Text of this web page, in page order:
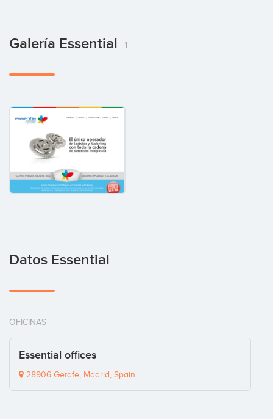
Galería Essential 1
Datos Essential
OFICINAS
Essential offices
28906 Getafe, Madrid, Spain